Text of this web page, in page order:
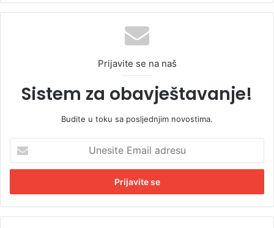
Prijavite se na naš
Sistem za obavještavanje!
Budite u toku sa posljednjim novostima.
e
i
t